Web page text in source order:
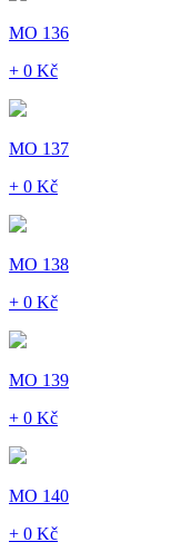
MO 136
+ 0 Kč
MO 137
+ 0 Kč
MO 138
+ 0 Kč
MO 139
+ 0 Kč
MO 140
+ 0 Kč